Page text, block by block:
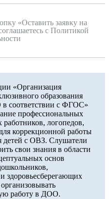
«Оставить заявку на
с Политикой
«Организация
образования
соответствии с ФГОС»
профессиональных
логопедов,
коррекционной работы
детей с ОВЗ. Слушатели
свои знания в области
основ
здоровьесберегающих
работу в ДОО.